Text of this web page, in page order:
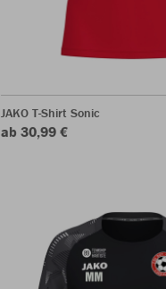
JAKO T-Shirt Sonic
ab 30,99 €